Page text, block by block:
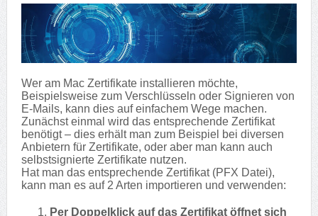
Wer am Mac Zertifikate installieren möchte,
Beispielsweise zum Verschlüsseln oder Signieren von
E-Mails, kann dies auf einfachem Wege machen.
Zunächst einmal wird das entsprechende Zertifikat
benötigt – dies erhält man zum Beispiel bei diversen
Anbietern für Zertifikate, oder aber man kann auch
selbstsignierte Zertifikate nutzen.
Hat man das entsprechende Zertifikat (PFX Datei),
kann man es auf 2 Arten importieren und verwenden:
Per Doppelklick auf das Zertifikat öffnet sich